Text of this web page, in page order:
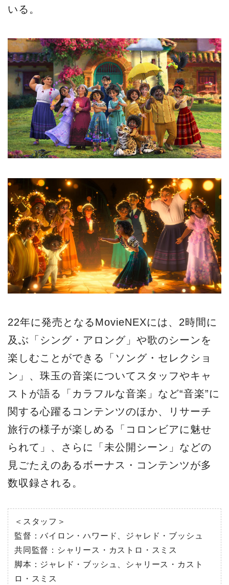
いる。
22年に発売となるMovieNEXには、2時間に
及ぶ「シング・アロング」や歌のシーンを
楽しむことができる「ソング・セレクショ
ン」、珠玉の音楽についてスタッフやキャ
ストが語る「カラフルな音楽」など“音楽”に
関する心躍るコンテンツのほか、リサーチ
旅行の様子が楽しめる「コロンビアに魅せ
られて」、さらに「未公開シーン」などの
見ごたえのあるボーナス・コンテンツが多
数収録される。
＜スタッフ＞
監督：バイロン・ハワード、ジャレド・ブッシュ
共同監督：シャリース・カストロ・スミス
脚本：ジャレド・ブッシュ、シャリース・カスト
ロ・スミス